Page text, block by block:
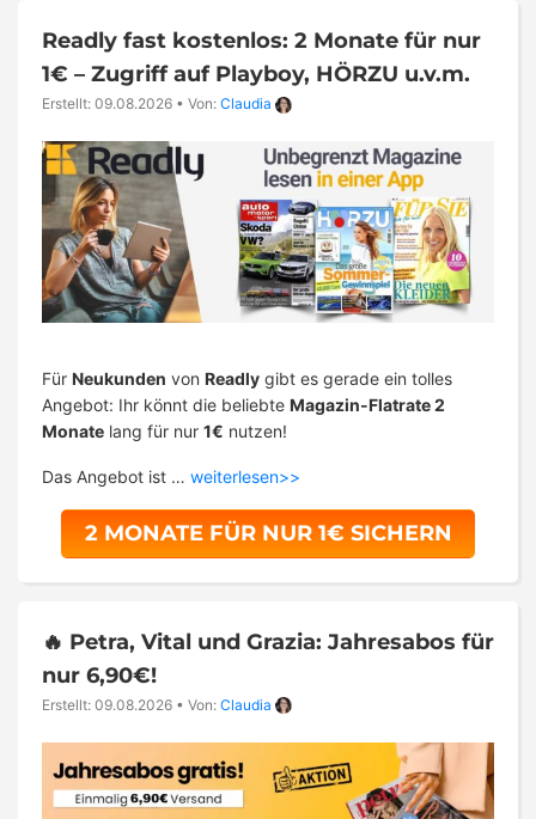
Readly fast kostenlos: 2 Monate für nur
1€ – Zugriff auf Playboy, HÖRZU u.v.m.
Erstellt: 09.08.2026 • Von: Claudia
Für Neukunden von Readly gibt es gerade ein tolles
Angebot: Ihr könnt die beliebte Magazin-Flatrate 2
Monate lang für nur 1€ nutzen!
Das Angebot ist … weiterlesen>>
2 MONATE FÜR NUR 1€ SICHERN
🔥 Petra, Vital und Grazia: Jahresabos für
nur 6,90€!
Erstellt: 09.08.2026 • Von: Claudia